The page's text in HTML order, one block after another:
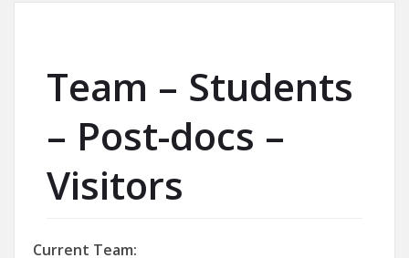
Team – Students
– Post-docs –
Visitors
Current Team: